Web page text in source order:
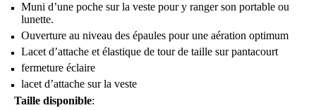
Muni d’une poche sur la veste pour y ranger son portable ou
lunette.
Ouverture au niveau des épaules pour une aération optimum
Lacet d’attache et élastique de tour de taille sur pantacourt
fermeture éclaire
lacet d’attache sur la veste
Taille disponible: